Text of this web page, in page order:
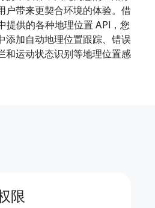
户带来更契合环境的体验。借
提供的各种地理位置 API，您
添加自动地理位置跟踪、错误
和运动状态识别等地理位置感
限